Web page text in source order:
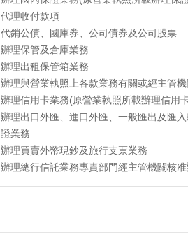
代理收付款項
代銷公債、國庫券、公司債券及公司股票
辦理保管及倉庫業務
辦理出租保管箱業務
辦理與營業執照上各款業務有關或經主管
辦理信用卡業務(原營業執照所載辦理信用
辦理出口外匯、進口外匯、一般匯出及匯
證業務
辦理買賣外幣現鈔及旅行支票業務
辦理總行信託業務專責部門經主管機關核